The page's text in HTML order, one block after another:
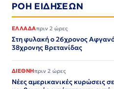
ΡΟΗ ΕΙΔΗΣΕΩΝ
ΕΛΛΑΔΑπριν 2 ώρες
Στη φυλακή ο 26χρονος
38χρονης Βρετανίδας
ΔΙΕΘΝΗπριν 2 ώρες
Νέες αμερικανικές κυρώσεις